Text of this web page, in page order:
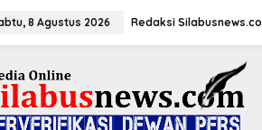
8 Agustus 2026 Redaksi